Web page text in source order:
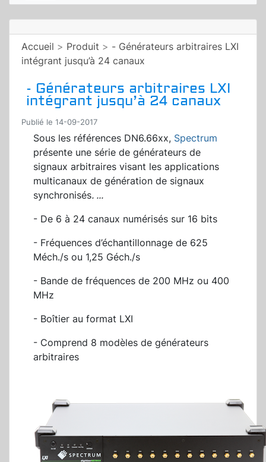
Accueil > Produit > - Générateurs arbitraires LXI
intégrant jusqu’à 24 canaux
- Générateurs arbitraires LXI
intégrant jusqu’à 24 canaux
Publié le 14-09-2017
Sous les références DN6.66xx, Spectrum
présente une série de générateurs de
signaux arbitraires visant les applications
multicanaux de génération de signaux
synchronisés. ...
- De 6 à 24 canaux numérisés sur 16 bits
- Fréquences d’échantillonnage de 625
Méch./s ou 1,25 Géch./s
- Bande de fréquences de 200 MHz ou 400
MHz
- Boîtier au format LXI
- Comprend 8 modèles de générateurs
arbitraires